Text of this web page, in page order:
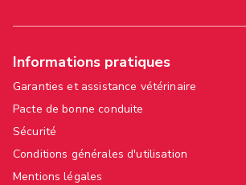
Informations pratiques
Garanties et assistance vétérinaire
Pacte de bonne conduite
Sécurité
Conditions générales d'utilisation
Mentions légales